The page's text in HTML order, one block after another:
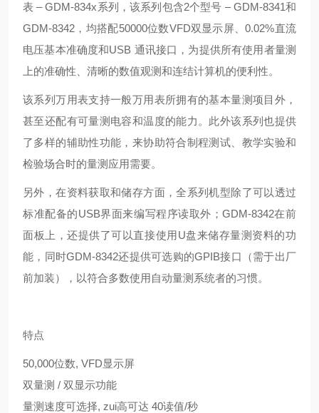
表 – GDM-834x系列，该系列包含2个型号 – GDM-8341和
GDM-8342，均搭配50000位数VFD双显示屏、0.02%直流
电压基本准确度和USB 通讯接口，为提供所有使用者量测
上的准确性、清晰的数值观测和连结计算机的便利性。
该系列万用表支持一般万用表所拥有的基本量测项目外，
甚至还配有可量测电容和温度的能力。此外该系列也提供
了多样的辅助性功能，来协助符合制程测试、教学实验和
检验场合时的量测应用需要。
另外，在资料获取和储存方面，全系列机型除了可以透过
标准配备的USB界面来编写程序读取外；GDM-8342在前
面板上，还提供了可以直接使用U盘来储存量测资料的功
能，同时GDM-8342还提供可选购的GPIB接口（需于出厂
前加装），以符合多数使用自动量测系统者的习惯。
特点
50,000位数, VFD显示屏
双量测 / 双显示功能
量测速度可选择, zui高可达 40读值/秒